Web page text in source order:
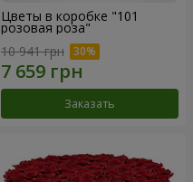
Цветы в коробке "101
розовая роза"
10 941 грн
Заказать